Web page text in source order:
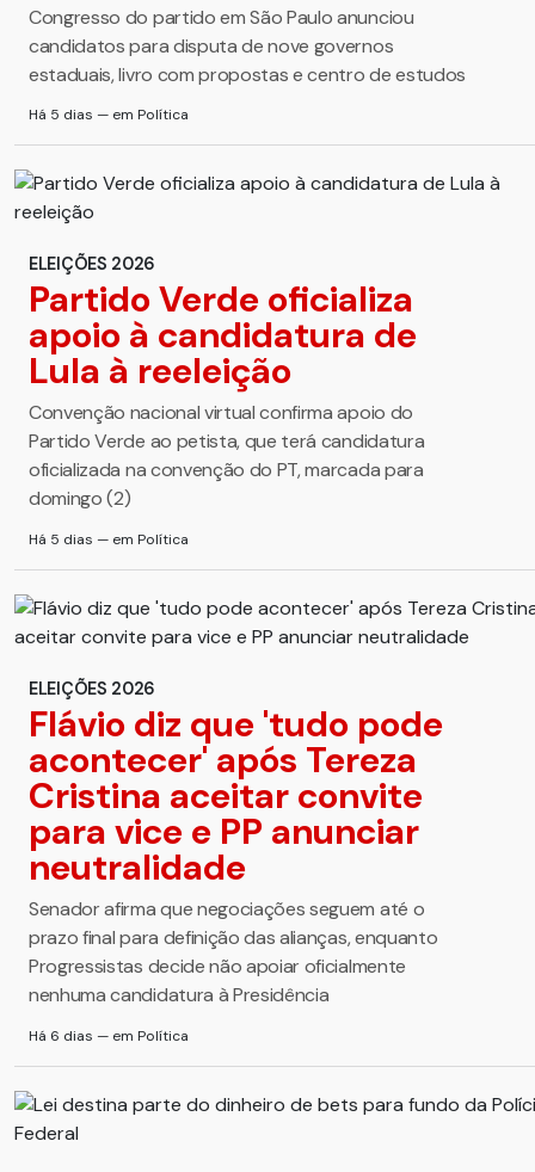
Congresso do partido em São Paulo anunciou
candidatos para disputa de nove governos
estaduais, livro com propostas e centro de estudos
Há 5 dias — em Política
ELEIÇÕES 2026
Partido Verde oficializa
apoio à candidatura de
Lula à reeleição
Convenção nacional virtual confirma apoio do
Partido Verde ao petista, que terá candidatura
oficializada na convenção do PT, marcada para
domingo (2)
Há 5 dias — em Política
ELEIÇÕES 2026
Flávio diz que 'tudo pode
acontecer' após Tereza
Cristina aceitar convite
para vice e PP anunciar
neutralidade
Senador afirma que negociações seguem até o
prazo final para definição das alianças, enquanto
Progressistas decide não apoiar oficialmente
nenhuma candidatura à Presidência
Há 6 dias — em Política